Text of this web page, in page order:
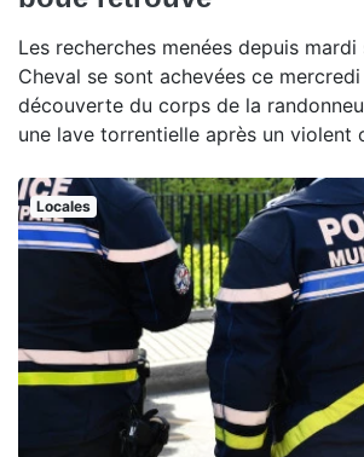
Les recherches menées depuis
Cheval se sont achevées ce
découverte du corps de la
une lave torrentielle après un violent
Locales